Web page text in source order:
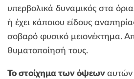
υπερβολικά δυναμικός στα
ή έχει κάποιου είδους
σοβαρό φυσικό μειονέκτημα.
θυματοποίησή τους.
Το στοίχημα των όψεων αυτών